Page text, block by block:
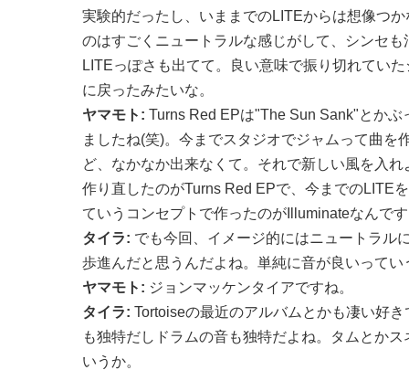
実験的だったし、いままでのLITEからは想像つ
のはすごくニュートラルな感じがして、シンセも
LITEっぽさも出てて。良い意味で振り切れてい
に戻ったみたいな。
ヤマモト: Turns Red EPは"The Sun Sank"とかぶ
ましたね(笑)。今までスタジオでジャムって曲を
ど、なかなか出来なくて。それで新しい風を入
作り直したのがTurns Red EPで、今までのLITE
ていうコンセプトで作ったのがIlluminateなんで
タイラ: でも今回、イメージ的にはニュートラル
歩進んだと思うんだよね。単純に音が良いってい
ヤマモト: ジョンマッケンタイアですね。
タイラ: Tortoiseの最近のアルバムとかも凄い好
も独特だしドラムの音も独特だよね。タムとか
いうか。